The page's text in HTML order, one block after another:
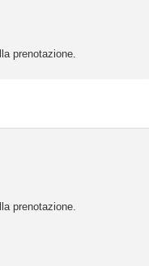
prenotazione.
prenotazione.